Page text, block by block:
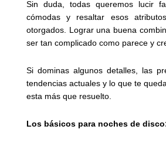
Sin duda, todas queremos lucir
cómodas y resaltar esos
otorgados. Lograr una buena
ser tan complicado como parece y
Si dominas algunos detalles, las
tendencias actuales y lo que te
esta más que resuelto.
Los básicos para noches de